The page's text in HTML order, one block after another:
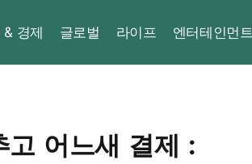
& 경제 글로벌 라이프 엔터테인먼트
어느새 결제 :